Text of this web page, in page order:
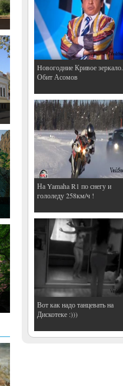
Hовогодние Кривое зеркало.
Обит Асомов
На Yamaha R1 по снегу и
гололеду 258км/ч !
Вот как надо танцевать на
Дискотеке :)))